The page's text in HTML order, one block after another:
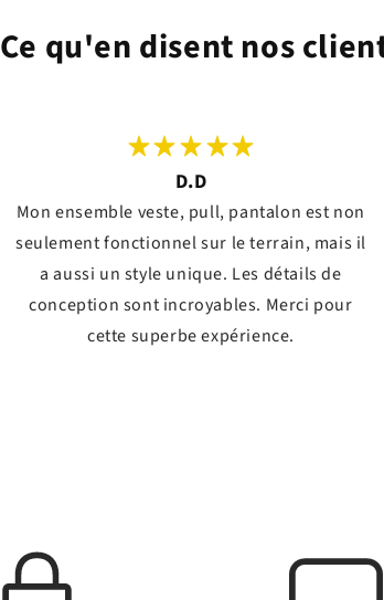
Ce qu'en disent nos
D.D
Mon ensemble veste, pull, pantalon est non
seulement fonctionnel sur le terrain, mais il
a aussi un style unique. Les détails de
conception sont incroyables. Merci pour
cette superbe expérience.